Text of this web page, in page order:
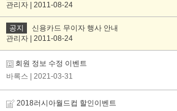
관리자 | 2011-08-24
공지
신용카드 무이자 행사 안내
관리자 | 2011-08-24
회원 정보 수정 이벤트
바록스
| 2021-03-31
2018러시아월드컵 할인이벤트